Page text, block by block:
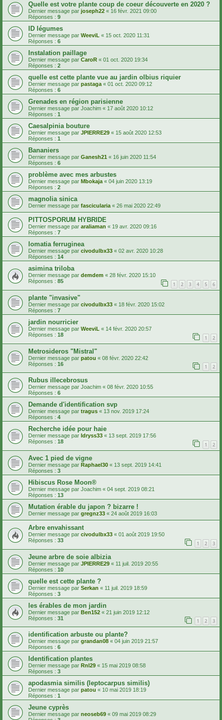
Quelle est votre plante coup de coeur découverte en 2020 ?
Dernier message par joseph22 « 16 févr. 2021 09:00
Réponses : 9
ID légumes
Dernier message par WeeviL « 15 oct. 2020 11:31
Réponses : 6
Instalation paillage
Dernier message par CaroR « 01 oct. 2020 19:34
Réponses : 2
quelle est cette plante vue au jardin olbius riquier
Dernier message par pastaga « 01 oct. 2020 09:12
Réponses : 6
Grenades en région parisienne
Dernier message par Joachim « 17 août 2020 10:12
Réponses : 1
Caesalpinia bouture
Dernier message par JPIERRE29 « 15 août 2020 12:53
Réponses : 1
Bananiers
Dernier message par Ganesh21 « 16 juin 2020 11:54
Réponses : 6
problème avec mes arbustes
Dernier message par Mbokaja « 04 juin 2020 13:19
Réponses : 2
magnolia sinica
Dernier message par fascicularia « 26 mai 2020 22:49
PITTOSPORUM HYBRIDE
Dernier message par araliaman « 19 avr. 2020 09:16
Réponses : 7
lomatia ferruginea
Dernier message par civodulbx33 « 02 avr. 2020 10:28
Réponses : 14
asimina triloba
Dernier message par demdem « 28 févr. 2020 15:10
Réponses : 85 1 2 3 4 5 6
plante "invasive"
Dernier message par civodulbx33 « 18 févr. 2020 15:02
Réponses : 7
jardin nourricier
Dernier message par WeeviL « 14 févr. 2020 20:57
Réponses : 18 1 2
Metrosideros "Mistral"
Dernier message par patou « 08 févr. 2020 22:42
Réponses : 16 1 2
Rubus illecebrosus
Dernier message par Joachim « 08 févr. 2020 10:55
Réponses : 6
Demande d'identification svp
Dernier message par tragus « 13 nov. 2019 17:24
Réponses : 4
Recherche idée pour haie
Dernier message par Idryss33 « 13 sept. 2019 17:56
Réponses : 18 1 2
Avec 1 pied de vigne
Dernier message par Raphael30 « 13 sept. 2019 14:41
Réponses : 3
Hibiscus Rose Moon®
Dernier message par Joachim « 04 sept. 2019 08:21
Réponses : 13
Mutation érable du japon ? bizarre !
Dernier message par gregnz33 « 24 août 2019 16:03
Arbre envahissant
Dernier message par civodulbx33 « 01 août 2019 19:50
Réponses : 33 1 2 3
Jeune arbre de soie albizia
Dernier message par JPIERRE29 « 11 juil. 2019 20:55
Réponses : 10
quelle est cette plante ?
Dernier message par Serkan « 11 juil. 2019 18:59
Réponses : 3
les érables de mon jardin
Dernier message par Ben152 « 21 juin 2019 12:12
Réponses : 31 1 2 3
identification arbuste ou plante?
Dernier message par grandan08 « 04 juin 2019 21:57
Réponses : 6
Identification plantes
Dernier message par Rnl29 « 15 mai 2019 08:58
Réponses : 3
apodasmia similis (leptocarpus similis)
Dernier message par patou « 10 mai 2019 18:19
Réponses : 1
Jeune cyprès
Dernier message par neoseb69 « 09 mai 2019 08:29